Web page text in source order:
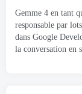
Gemme 4 en tant
responsable par
dans Google
la conversation en